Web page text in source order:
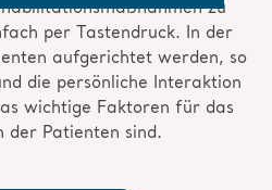
zu
per Tastendruck. In der
aufgerichtet werden, so
die persönliche Interaktion
wichtige Faktoren für das
der Patienten sind.